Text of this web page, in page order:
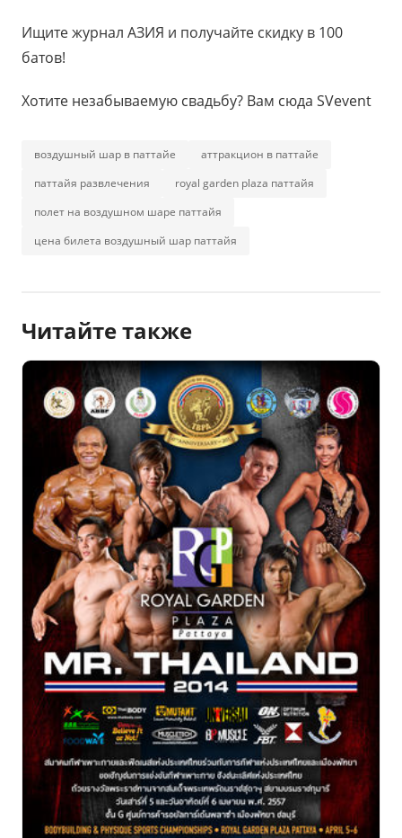
Ищите журнал АЗИЯ и получайте скидку в 100
батов!
Хотите незабываемую свадьбу? Вам сюда SVevent
воздушный шар в паттайе
аттракцион в паттайе
паттайя развлечения
royal garden plaza паттайя
полет на воздушном шаре паттайя
цена билета воздушный шар паттайя
Читайте также